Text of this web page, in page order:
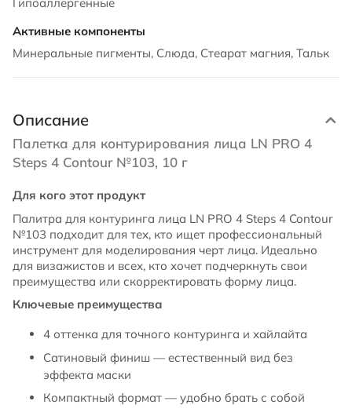
Минеральные пигменты, Слюда, Стеарат магния, Тальк
Описание
Палетка для контурирования лица LN PRO 4
Steps 4 Contour №103, 10 г
Для кого этот продукт
Палитра для контуринга лица LN PRO 4 Steps 4 Contour
№103 подходит для тех, кто ищет профессиональный
инструмент для моделирования черт лица. Идеально
для визажистов и всех, кто хочет подчеркнуть свои
преимущества или скорректировать форму лица.
Ключевые преимущества
4 оттенка для точного контуринга и хайлайта
Сатиновый финиш — естественный вид без
эффекта маски
Компактный формат — удобно брать с собой